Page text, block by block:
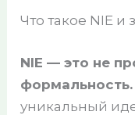
Что такое NIE и
NIE — это не
формальность.
уникальный